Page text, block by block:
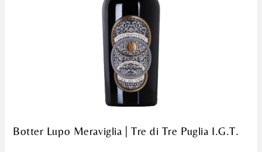
Botter Lupo Meraviglia | Tre di Tre Puglia I.G.T.